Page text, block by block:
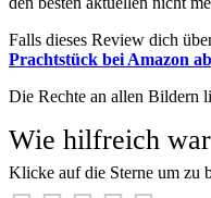
Falls dieses Review dich
Prachtstück bei Amazon
Die Rechte an allen Bildern
Wie hilfreich
Klicke auf die Sterne um zu